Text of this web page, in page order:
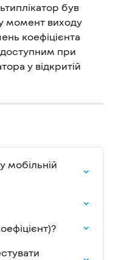
був
момент виходу
коефіцієнта
при
у відкритій
мобільній